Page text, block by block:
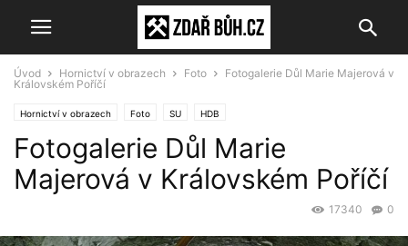
Úvod Hornictví v obrazech Foto
Fotogalerie Důl Marie Majerová v
Královském Poříčí
Hornictví v obrazech Foto SU HDB
Fotogalerie Důl Marie
Majerová v Královském Poříčí
0
17340